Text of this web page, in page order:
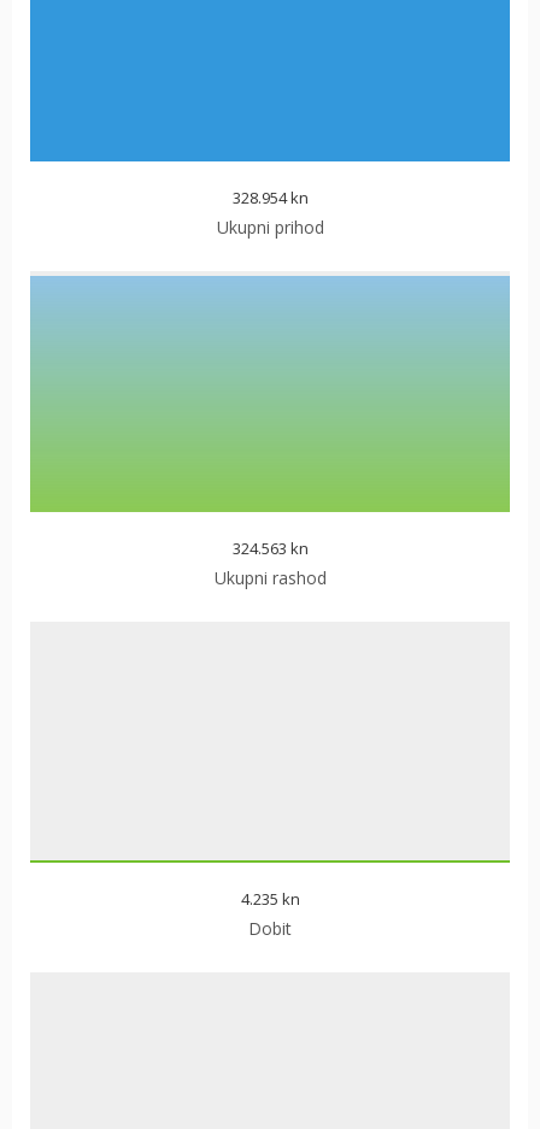
328.954 kn
Ukupni prihod
324.563 kn
Ukupni rashod
4.235 kn
Dobit